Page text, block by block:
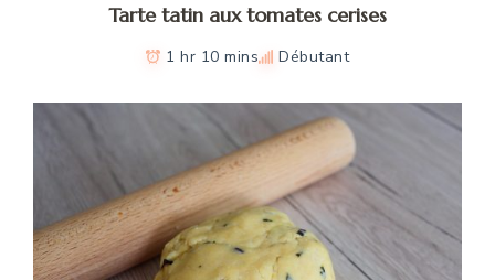
Tarte tatin aux tomates cerises
1 hr 10 mins Débutant